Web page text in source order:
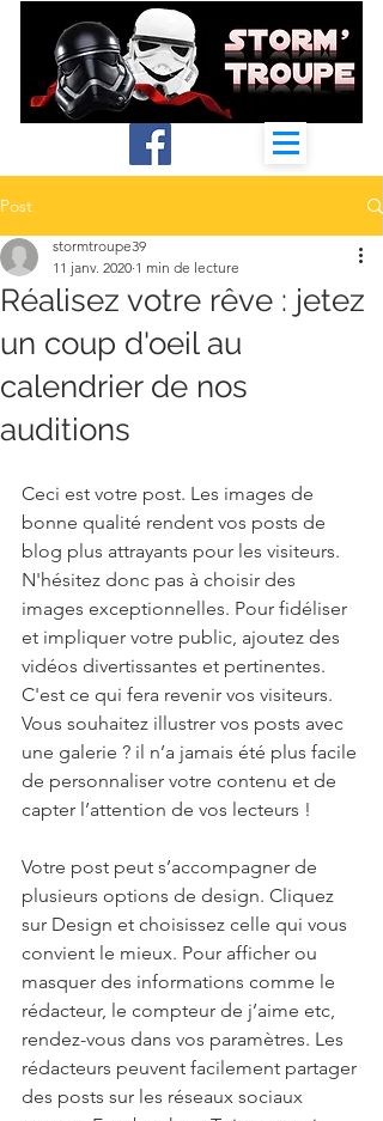
Post
Réalisez votre rêve : jetez
un coup d'oeil au
calendrier de nos
auditions
stormtroupe39
11 janv. 2020 1 min de lecture
Ceci est votre post. Les images de
bonne qualité rendent vos posts de
blog plus attrayants pour les visiteurs.
N'hésitez donc pas à choisir des
images exceptionnelles. Pour fidéliser
et impliquer votre public, ajoutez des
vidéos divertissantes et pertinentes.
C'est ce qui fera revenir vos visiteurs.
Vous souhaitez illustrer vos posts avec
une galerie ? il n’a jamais été plus facile
de personnaliser votre contenu et de
capter l’attention de vos lecteurs !
Votre post peut s’accompagner de
plusieurs options de design. Cliquez
sur Design et choisissez celle qui vous
convient le mieux. Pour afficher ou
masquer des informations comme le
rédacteur, le compteur de j’aime etc,
rendez-vous dans vos paramètres. Les
rédacteurs peuvent facilement partager
des posts sur les réseaux sociaux